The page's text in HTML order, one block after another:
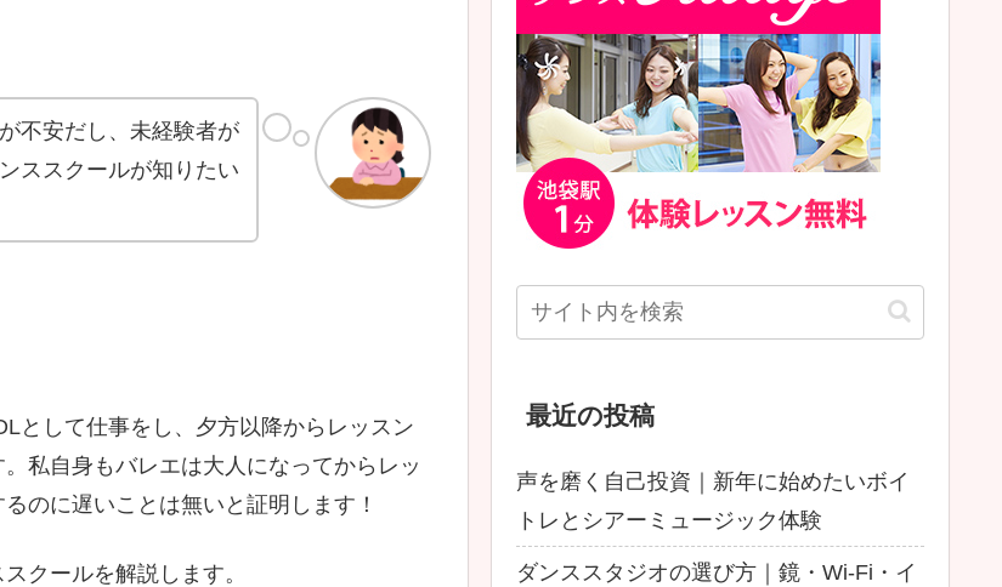
不安だし、未経験者が
ススクールが知りたい
として仕事をし、夕方以降からレッスン
私自身もバレエは大人になってからレッ
のに遅いことは無いと証明します！
クールを解説します。
最近の投稿
声を磨く自己投資｜新年に始めたいボイ
トレとシアーミュージック体験
ダンススタジオの選び方｜鏡・Wi-Fi・イ